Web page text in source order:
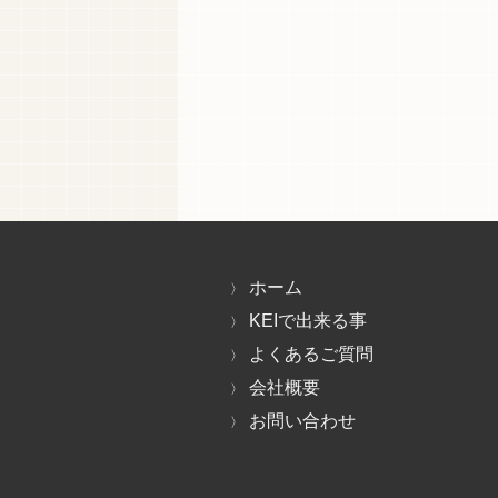
ホーム
KEIで出来る事
よくあるご質問
会社概要
お問い合わせ